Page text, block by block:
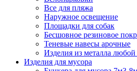
Все для пляжа
Наружное освещение
Площадки для собак
Бесшовное резиновое
Теневые навесы арочные
Изделия из металла
Изделия для мусора